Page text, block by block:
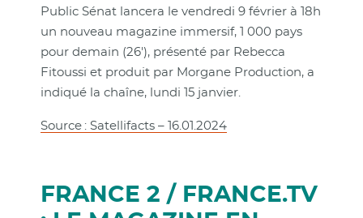
Public Sénat lancera le vendredi 9 février à 18h
un nouveau magazine immersif, 1 000 pays
pour demain (26'), présenté par Rebecca
Fitoussi et produit par Morgane Production, a
indiqué la chaîne, lundi 15 janvier.
Source : Satellifacts – 16.01.2024
FRANCE 2 / FRANCE.TV